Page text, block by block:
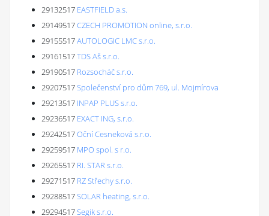
29132517 EASTFIELD a.s.
29149517CZECH PROMOTION online, s.r.o.
29155517AUTOLOGIC LMC s.r.o.
29161517TDS Aš s.r.o.
29190517 Rozsocháč s.r.o.
29207517Společenství pro dům 769, ul. Mojmírova
29213517 INPAP PLUS s.r.o.
29236517 EXACT ING, s.r.o.
29242517Oční Cesneková s.r.o.
29259517 MPO spol. s r.o.
29265517 RI. STAR s.r.o.
29271517 RZ Střechy s.r.o.
29288517SOLAR heating, s.r.o.
29294517Segik s.r.o.